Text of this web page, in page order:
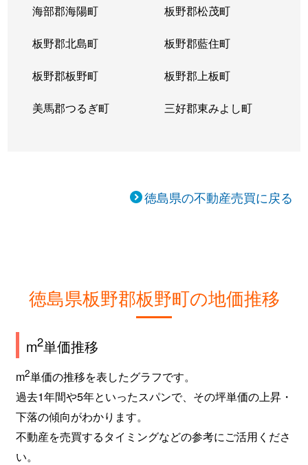
海部郡海陽町 板野郡松茂町
板野郡北島町 板野郡藍住町
板野郡板野町 板野郡上板町
美馬郡つるぎ町 三好郡東みよし町
徳島県の不動産売買に戻る
徳島県板野郡板野町の地価推移
m2単価推移
m2単価の推移を表したグラフです。
過去1年間や5年といったスパンで、その坪単価の上昇・
下落の傾向がわかります。
不動産を売買するタイミングなどの参考にご活用くださ
い。